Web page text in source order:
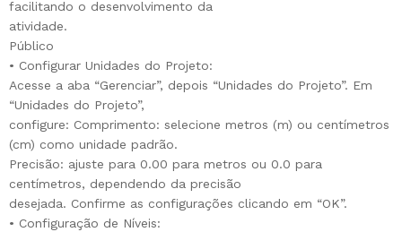
facilitando o desenvolvimento da
atividade.
Público
• Configurar Unidades do Projeto:
Acesse a aba “Gerenciar”, depois “Unidades do Projeto”. Em
“Unidades do Projeto”,
configure: Comprimento: selecione metros (m) ou centímetros
(cm) como unidade padrão.
Precisão: ajuste para 0.00 para metros ou 0.0 para
centímetros, dependendo da precisão
desejada. Confirme as configurações clicando em “OK”.
• Configuração de Níveis: